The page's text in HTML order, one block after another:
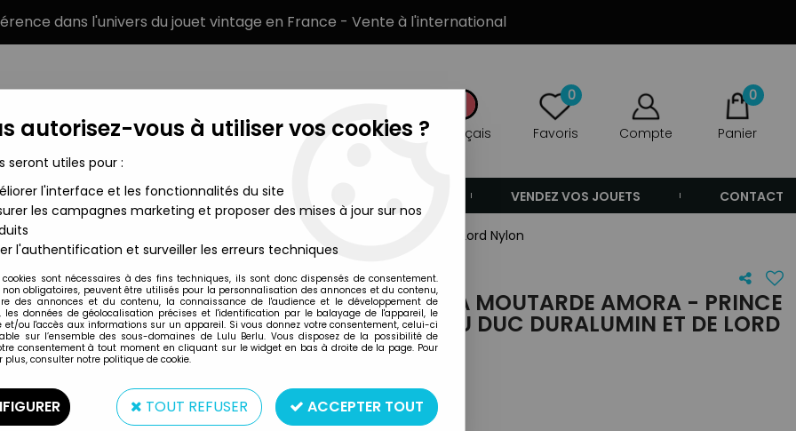
dans l'univers du jouet vintage en France - Vente à l'international
Français
0
Favoris Compte
0
Panier
MARQUES TYPE DE PRODUIT VENDEZ VOS JOUETS CONTACT
à Moutarde Amora - Prince Saphir délivre le Roi du Duc Duralumin et de Lord Nylon
Amora
PRINCE SAPHIR - VERRE À MOUTARDE AMORA - PRINCE
SAPHIR DÉLIVRE LE ROI DU DUC DURALUMIN ET DE LORD
NYLON
49,99 €TTC
REF31183
autorisez-vous à utiliser vos cookies ?
seront utiles pour :
l'interface et les fonctionnalités du site
les campagnes marketing et proposer des mises à jour sur nos
l'authentification et surveiller les erreurs techniques
cookies sont nécessaires à des fins techniques, ils sont donc dispensés de consentement.
non obligatoires, peuvent être utilisés pour la personnalisation des annonces et du contenu,
des annonces et du contenu, la connaissance de l'audience et le développement de
les données de géolocalisation précises et l'identification par le balayage de l'appareil, le
et/ou l'accès aux informations sur un appareil. Si vous donnez votre consentement, celui-ci
sur l’ensemble des sous-domaines de Lulu Berlu. Vous disposez de la possibilité de
consentement à tout moment en cliquant sur le widget en bas à droite de la page. Pour
plus, consulter notre politique de cookie.
TOUT REFUSER ACCEPTER TOUT